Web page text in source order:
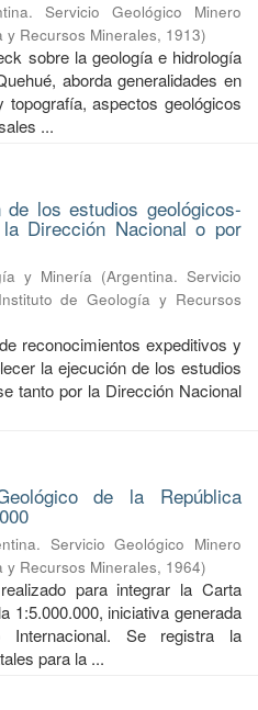
Servicio Geológico Minero
Recursos Minerales, 1913)
sobre la geología e hidrología
aborda generalidades en
aspectos geológicos
...
los estudios geológicos-
Dirección Nacional o por
y Minería (Argentina. Servicio
de Geología y Recursos
reconocimientos expeditivos y
la ejecución de los estudios
tanto por la Dirección Nacional
de la República
Servicio Geológico Minero
Recursos Minerales, 1964)
para integrar la Carta
1:5.000.000, iniciativa generada
Se registra la
para la ...